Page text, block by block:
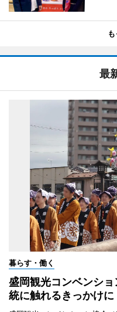
最
暮らす・働く
盛岡観光コンベンシ
統に触れるきっかけに